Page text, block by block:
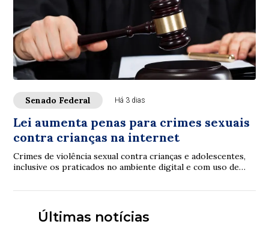
Senado Federal Há 3 dias
Lei aumenta penas para crimes sexuais
contra crianças na internet
Crimes de violência sexual contra crianças e adolescentes,
inclusive os praticados no ambiente digital e com uso de
Últimas notícias